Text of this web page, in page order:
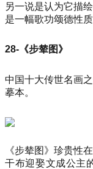
另一说是认为它描
是一幅歌功颂德性质
28-《步辇图》
中国十大传世名画
摹本。
《步辇图》珍贵性
干布迎娶文成公主